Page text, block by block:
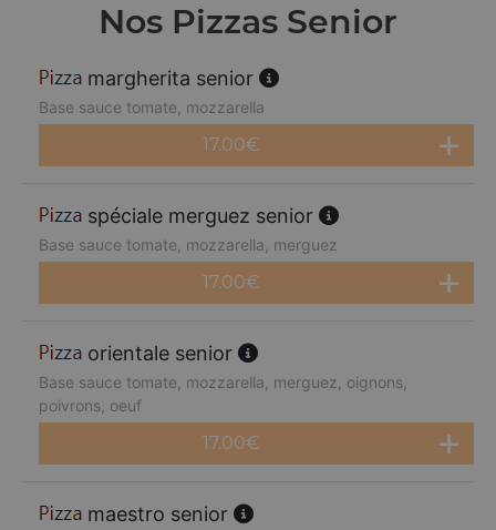
Nos Pizzas Senior
margherita senior
Base sauce tomate, mozzarella
17.00€
spéciale merguez senior
Base sauce tomate, mozzarella, merguez
17.00€
orientale senior
Base sauce tomate, mozzarella, merguez, oignons,
poivrons, oeuf
17.00€
maestro senior